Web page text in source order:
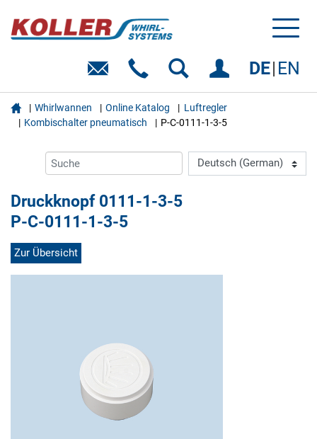
DE EN
 Whirlwannen Online Katalog
Luftregler
Kombischalter pneumatisch
P-C-0111-1-3-5
Druckknopf 0111-1-3-5
P-C-0111-1-3-5
Zur Übersicht